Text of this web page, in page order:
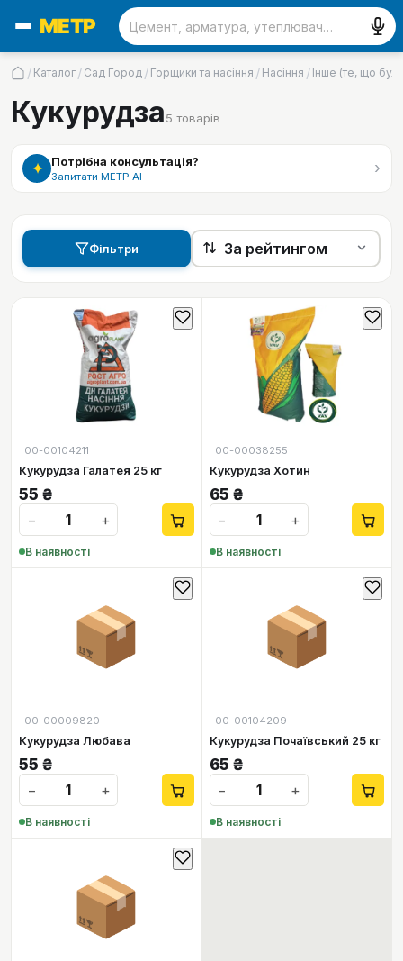
/ Каталог / Сад Город / Горщики та насіння / Насіння / Інше (те, що
Кукурудза5 товарів
✦ Потрібна консультація?
Запитати МЕТР АІ ›
Фільтри
00-00104211
Кукурудза Галатея 25 кг
55 ₴
−
+
В наявності
00-00038255
Кукурудза Хотин
65 ₴
−
+
В наявності
📦
00-00009820
Кукурудза Любава
55 ₴
−
+
В наявності
📦
00-00104209
Кукурудза Почаївський 25 кг
65 ₴
−
+
В наявності
📦